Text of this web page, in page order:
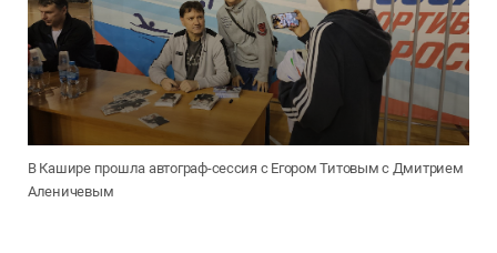
В Кашире прошла автограф-сессия с Егором Титовым с Дмитрием
Аленичевым